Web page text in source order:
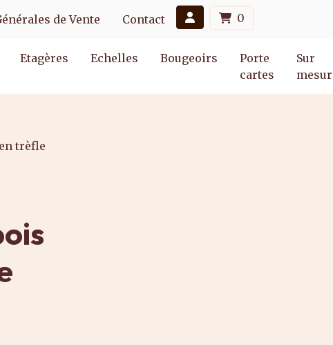
de Vente Contact 0
Etagères Echelles Bougeoirs
Porte
cartes
Sur
trèfle